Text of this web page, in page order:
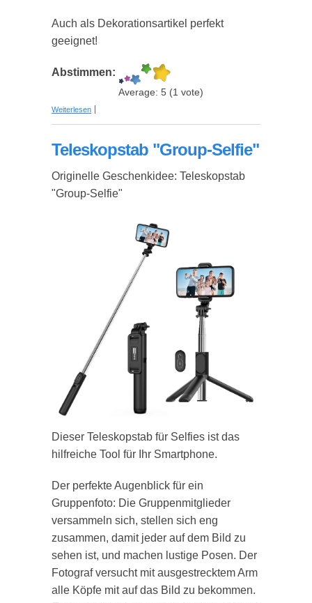
Auch als Dekorationsartikel perfekt
geeignet!
Abstimmen:
Average: 5 (1 vote)
Weiterlesen über Mit Namen besticktes Trauringe-Kissen
Teleskopstab "Group-Selfie"
Originelle Geschenkidee: Teleskopstab
"Group-Selfie"
Dieser Teleskopstab für Selfies ist das
hilfreiche Tool für Ihr Smartphone.
Der perfekte Augenblick für ein
Gruppenfoto: Die Gruppenmitglieder
versammeln sich, stellen sich eng
zusammen, damit jeder auf dem Bild zu
sehen ist, und machen lustige Posen. Der
Fotograf versucht mit ausgestrecktem Arm
alle Köpfe mit auf das Bild zu bekommen.